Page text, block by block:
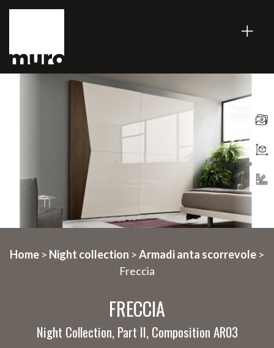
Home > Night collection >Armadi anta scorrevole >
Freccia
FRECCIA
Night Collection, Part II, Composition AR03